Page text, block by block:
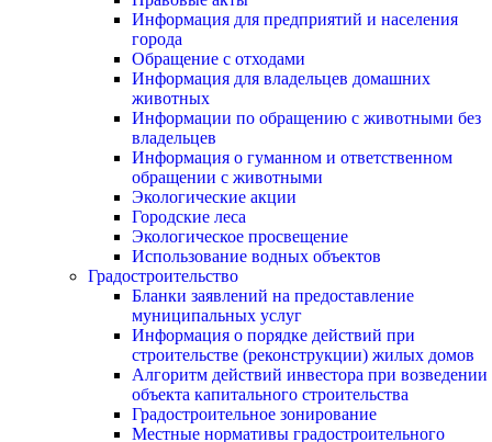
Информация для предприятий и населения
города
Обращение с отходами
Информация для владельцев домашних
животных
Информации по обращению с животными без
владельцев
Информация о гуманном и ответственном
обращении с животными
Экологические акции
Городские леса
Экологическое просвещение
Использование водных объектов
Градостроительство
Бланки заявлений на предоставление
муниципальных услуг
Информация о порядке действий при
строительстве (реконструкции) жилых домов
Алгоритм действий инвестора при возведении
объекта капитального строительства
Градостроительное зонирование
Местные нормативы градостроительного